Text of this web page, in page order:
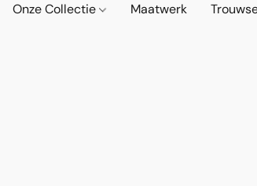
Onze Collectie Maatwerk